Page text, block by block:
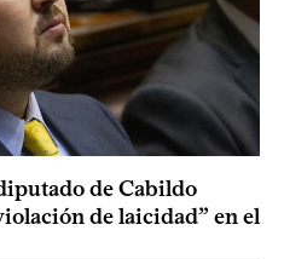
de Cabildo
de laicidad” en el